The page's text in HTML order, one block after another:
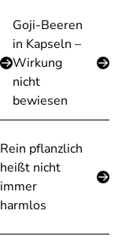
Goji-Beeren
in Kapseln –
Wirkung
nicht
bewiesen
Rein pflanzlich
heißt nicht
immer
harmlos